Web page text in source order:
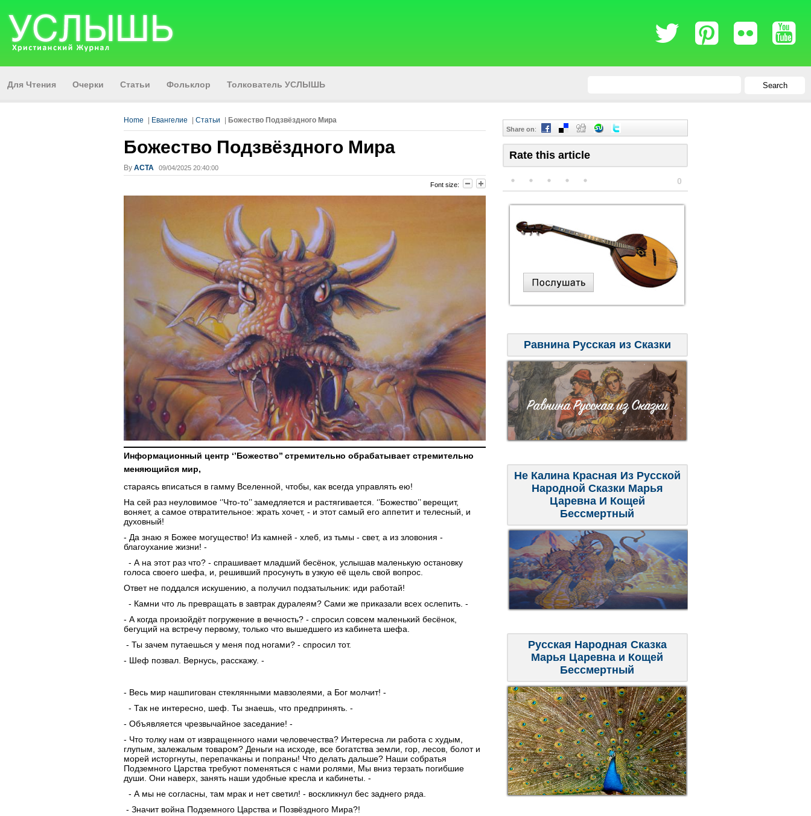
Для Чтения Очерки Статьи Фольклор Толкователь УСЛЫШЬ Search
Home Евангелие Статьи Божество Подзвёздного Мира
Божество Подзвёздного Мира
By АСТА 09/04/2025 20:40:00
Font size:
Информационный центр ‘’Божество’’ стремительно обрабатывает стремительно
меняющийся мир,
стараясь вписаться в гамму Вселенной, чтобы, как всегда управлять ею!
На сей раз неуловимое ‘’Что-то’’ замедляется и растягивается. ‘’Божество’’ верещит,
воняет, а самое отвратительное: жрать хочет, - и этот самый его аппетит и телесный, и
духовный!
- Да знаю я Божее могущество! Из камней - хлеб, из тьмы - свет, а из зловония -
благоухание жизни! -
- А на этот раз что? - спрашивает младший бесёнок, услышав маленькую остановку
голоса своего шефа, и, решивший просунуть в узкую её щель свой вопрос.
Ответ не поддался искушению, а получил подзатыльник: иди работай!
- Камни что ль превращать в завтрак дуралеям? Сами же приказали всех ослепить. -
- А когда произойдёт погружение в вечность? - спросил совсем маленький бесёнок,
бегущий на встречу первому, только что вышедшего из кабинета шефа.
- Ты зачем путаешься у меня под ногами? - спросил тот.
- Шеф позвал. Вернусь, расскажу. -
- Весь мир нашпигован стеклянными мавзолеями, а Бог молчит! -
- Так не интересно, шеф. Ты знаешь, что предпринять. -
- Объявляется чрезвычайное заседание! -
- Что толку нам от извращенного нами человечества? Интересна ли работа с худым,
глупым, залежалым товаром? Деньги на исходе, все богатства земли, гор, лесов, болот и
морей исторгнуты, перепачканы и попраны! Что делать дальше? Наши собратья
Подземного Царства требуют поменяться с нами ролями, Мы вниз терзать погибшие
души. Они наверх, занять наши удобные кресла и кабинеты. -
- А мы не согласны, там мрак и нет светил! - воскликнул бес заднего ряда.
- Значит война Подземного Царства и Позвёздного Мира?!
Share on:
Rate this article
0
Равнина Русская из Сказки
Не Калина Красная Из Русской
Народной Сказки Марья
Царевна И Кощей
Бессмертный
Русская Народная Сказка
Марья Царевна и Кощей
Бессмертный